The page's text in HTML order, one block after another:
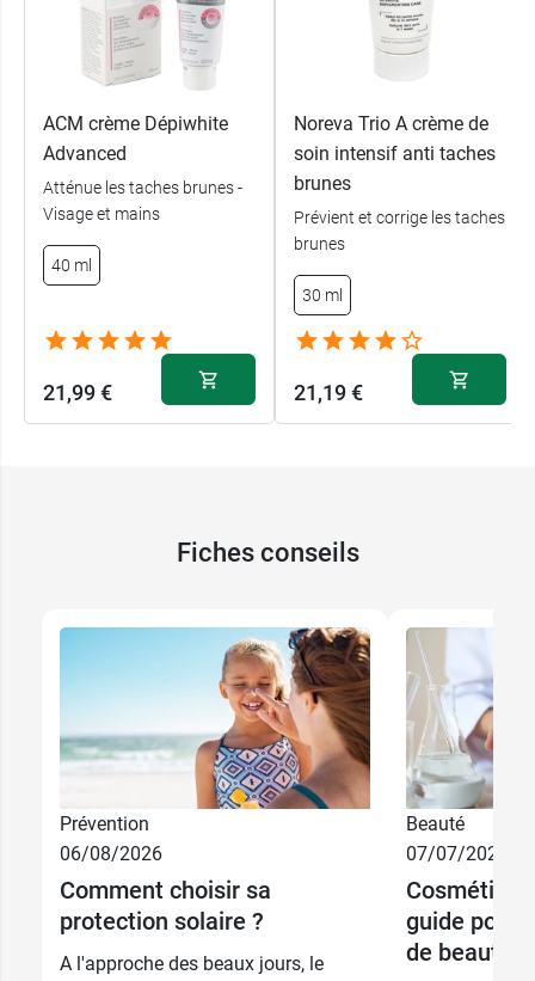
ACM crème Dépiwhite
Advanced
Atténue les taches brunes -
Visage et mains
40 ml
21,99 €
Noreva Trio A crème de
soin intensif anti taches
brunes
Prévient et corrige les taches
brunes
30 ml
21,19 €
Fiches conseils
Prévention
06/08/2026
Comment choisir sa
protection solaire ?
A l'approche des beaux jours, le
Beauté
07/07/2026
guide pour
de beauté